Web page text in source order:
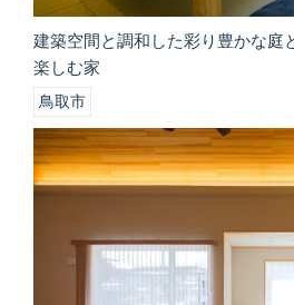
建築空間と調和した彩り豊かな庭
楽しむ家
鳥取市